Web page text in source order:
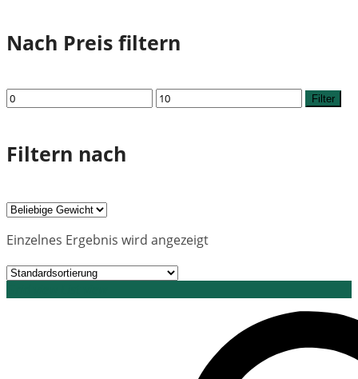
Nach Preis filtern
Min.
Preis
Max.
Preis
Filter
Filtern nach
Einzelnes Ergebnis wird angezeigt